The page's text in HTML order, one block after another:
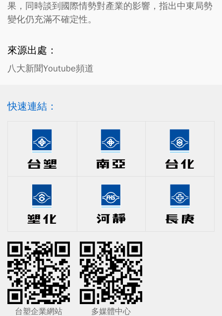
果，同時談到國際情勢對產業的影響，指出中東局勢
變化仍充滿不確定性。
來源出處：
八大新聞Youtube頻道
快速連結：
台塑企業網站 多媒體中心